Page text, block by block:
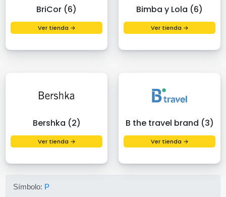
BriCor (6)
Ver tienda →
Bimba y Lola (6)
Ver tienda →
Bershka (2)
Ver tienda →
B the travel brand (3)
Ver tienda →
Símbolo: P